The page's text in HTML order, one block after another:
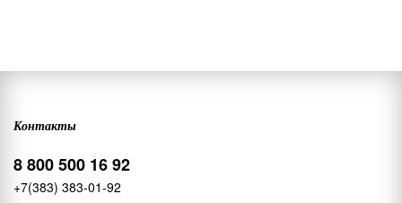
Контакты
8 800 500 16 92
+7(383) 383-01-92